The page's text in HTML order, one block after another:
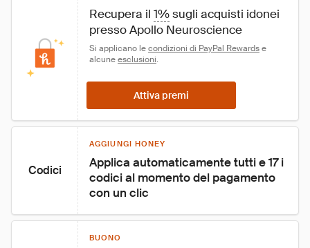
Recupera il 1% sugli acquisti idonei
presso Apollo Neuroscience
Si applicano le condizioni di PayPal Rewards e
alcune esclusioni.
Attiva premi
Codici
AGGIUNGI HONEY
Applica automaticamente tutti e 17 i
codici al momento del pagamento
con un clic
BUONO